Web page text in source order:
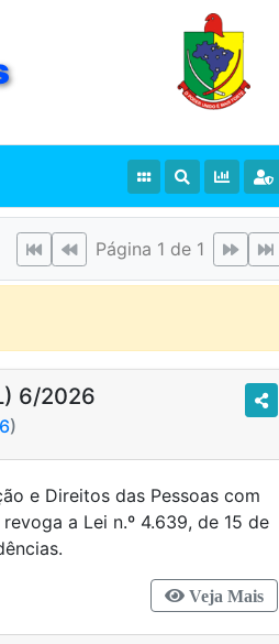
Página 1 de 1
6/2026
)
e Direitos das Pessoas com
revoga a Lei n.º 4.639, de 15 de
Veja Mais